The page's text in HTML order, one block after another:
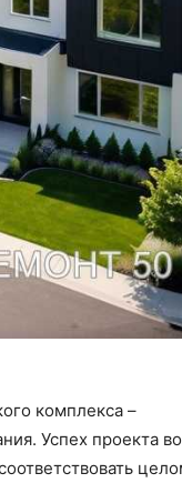
комплекса –
Успех проекта во